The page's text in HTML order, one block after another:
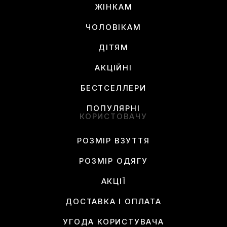
ЖІНКАМ
ЧОЛОВІКАМ
ДІТЯМ
АКЦІЙНІ
БЕСТСЕЛЛЕРИ
ПОПУЛЯРНІ
КОРИСТОВАЧУ
РОЗМІР ВЗУТТЯ
РОЗМІР ОДЯГУ
АКЦІЇ
ДОСТАВКА І ОПЛАТА
УГОДА КОРИСТУВАЧА